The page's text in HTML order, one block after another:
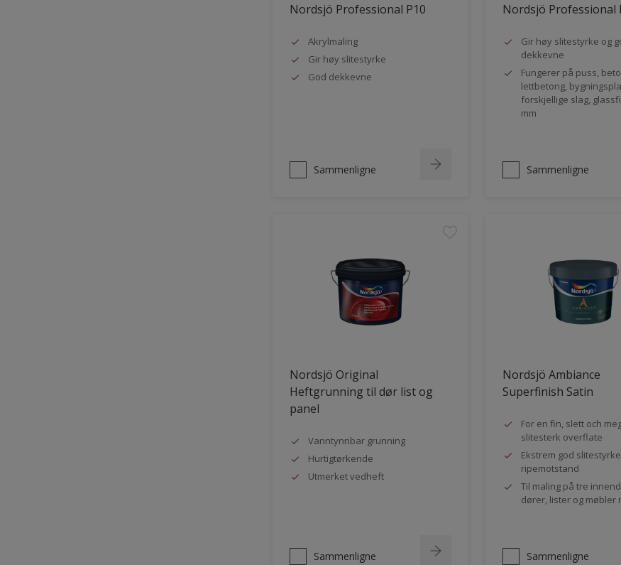
Nordsjö Professional P10
Akrylmaling
Gir høy slitestyrke
God dekkevne
Sammenligne
Nordsjö Professional
Gir høy slitestyrke og
dekkevne
Fungerer på puss,
lettbetong,
forskjellige slag,
mm
Sammenligne
Nordsjö Original
Heftgrunning til dør list og
panel
Vanntynnbar grunning
Hurtigtørkende
Utmerket vedheft
Sammenligne
Nordsjö Ambiance
Superfinish Satin
For en fin, slett och
slitesterk overflate
Ekstrem god
ripemotstand
Til maling på tre
dører, lister og møbler
Sammenligne